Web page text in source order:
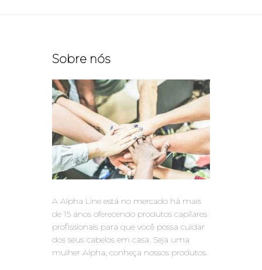
Sobre nós
A Alpha Line está no mercado há mais
de 15 anos oferecendo produtos capilares
profissionais para que você possa cuidar
dos seus cabelos em casa. Seja uma
mulher Alpha, conheça nossos produtos.